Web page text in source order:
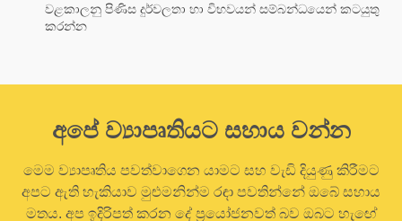
වළකාලනු පිණිස දුර්වලතා හා විභවයන් සම්බන්ධයෙන් කටයුතු
කරන්න
අපේ ව්‍යාපෘතියට සහාය වන්න
මෙම ව්‍යාපෘතිය පවත්වාගෙන යාමට සහ වැඩි දියුණු කිරීමට
අපට ඇති හැකියාව මුළුමනින්ම රඳා පවතින්නේ ඔබේ සහාය
මතය. අප ඉදිරිපත් කරන දේ ප්‍රයෝජනවත් බව ඔබට හැඟේ